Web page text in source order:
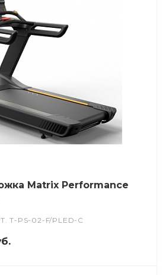
Matrix Performance
T-PS-02-F/PLED-C